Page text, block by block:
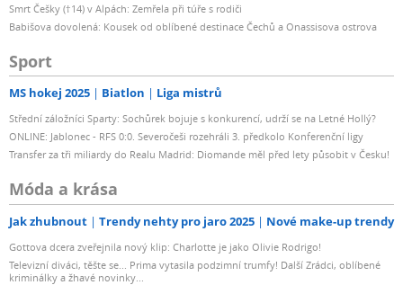
Smrt Češky (†14) v Alpách: Zemřela při túře s rodiči
Babišova dovolená: Kousek od oblíbené destinace Čechů a Onassisova ostrova
Sport
MS hokej 2025 Biatlon Liga mistrů
Střední záložníci Sparty: Sochůrek bojuje s konkurencí, udrží se na Letné Hollý?
ONLINE: Jablonec - RFS 0:0. Severočeši rozehráli 3. předkolo Konferenční ligy
Transfer za tři miliardy do Realu Madrid: Diomande měl před lety působit v Česku!
Móda a krása
Jak zhubnout Trendy nehty pro jaro 2025 Nové make-up trendy
Gottova dcera zveřejnila nový klip: Charlotte je jako Olivie Rodrigo!
Televizní diváci, těšte se... Prima vytasila podzimní trumfy! Další Zrádci, oblíbené
kriminálky a žhavé novinky...